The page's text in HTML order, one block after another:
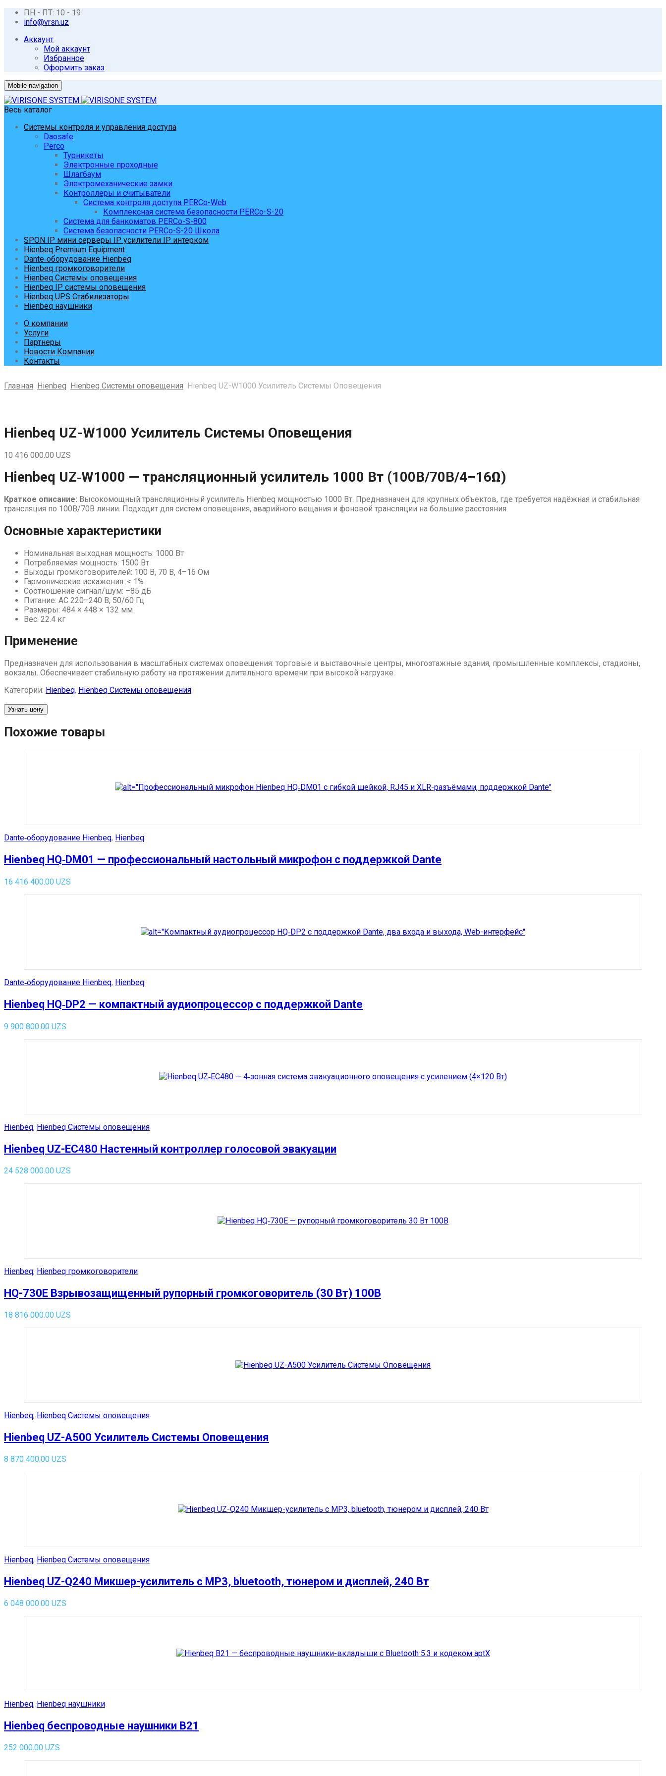
ПН - ПТ: 10 - 19
info@vrsn.uz
Аккаунт
Мой аккаунт
Избранное
Оформить заказ
Mobile navigation
Весь каталог
Системы контроля и управления доступа
Daosafe
Perco
Турникеты
Электронные проходные
Шлагбаум
Электромеханические замки
Контроллеры и считыватели
Система контроля доступа PERCo-Web
Комплексная система безопасности PERCo-S-20
Система для банкоматов PERCo-S-800
Система безопасности PERCo-S-20 Школа
SPON IP мини серверы IP усилители IP интерком
Hienbeq Premium Equipment
Dante‑оборудование Hienbeq
Hienbeq громкоговорители
Hienbeq Системы оповещения
Hienbeq IP системы оповещения
Hienbeq UPS Стабилизаторы
Hienbeq наушники
О компании
Услуги
Партнеры
Новости Компании
Контакты
Главная Hienbeq Hienbeq Системы оповещения Hienbeq UZ-W1000 Усилитель Системы Оповещения
content
Hienbeq UZ-W1000 Усилитель Системы Оповещения
10 416 000.00 UZS
Hienbeq UZ‑W1000 — трансляционный усилитель 1000 Вт (100В/70В/4–16Ω)
Краткое описание: Высокомощный трансляционный усилитель Hienbeq мощностью 1000 Вт. Предназначен для крупных объектов, где требуется надёжная и стабильная
трансляция по 100В/70В линии. Подходит для систем оповещения, аварийного вещания и фоновой трансляции на большие расстояния.
Основные характеристики
Номинальная выходная мощность: 1000 Вт
Потребляемая мощность: 1500 Вт
Выходы громкоговорителей: 100 В, 70 В, 4–16 Ом
Гармонические искажения: < 1%
Соотношение сигнал/шум: –85 дБ
Питание: AC 220–240 В, 50/60 Гц
Размеры: 484 × 448 × 132 мм
Вес: 22.4 кг
Применение
Предназначен для использования в масштабных системах оповещения: торговые и выставочные центры, многоэтажные здания, промышленные комплексы, стадионы,
вокзалы. Обеспечивает стабильную работу на протяжении длительного времени при высокой нагрузке.
Категории: Hienbeq, Hienbeq Системы оповещения
Узнать цену
Похожие товары
Dante‑оборудование Hienbeq, Hienbeq
Hienbeq HQ‑DM01 — профессиональный настольный микрофон с поддержкой Dante
16 416 400.00 UZS
Dante‑оборудование Hienbeq, Hienbeq
Hienbeq HQ‑DP2 — компактный аудиопроцессор с поддержкой Dante
9 900 800.00 UZS
Hienbeq, Hienbeq Системы оповещения
Hienbeq UZ-EC480 Настенный контроллер голосовой эвакуации
24 528 000.00 UZS
Hienbeq, Hienbeq громкоговорители
HQ-730E Взрывозащищенный рупорный громкоговоритель (30 Вт) 100В
18 816 000.00 UZS
Hienbeq, Hienbeq Системы оповещения
Hienbeq UZ-A500 Усилитель Системы Оповещения
8 870 400.00 UZS
Hienbeq, Hienbeq Системы оповещения
Hienbeq UZ-Q240 Микшер-усилитель с MP3, bluetooth, тюнером и дисплей, 240 Вт
6 048 000.00 UZS
Hienbeq, Hienbeq наушники
Hienbeq беспроводные наушники B21
252 000.00 UZS